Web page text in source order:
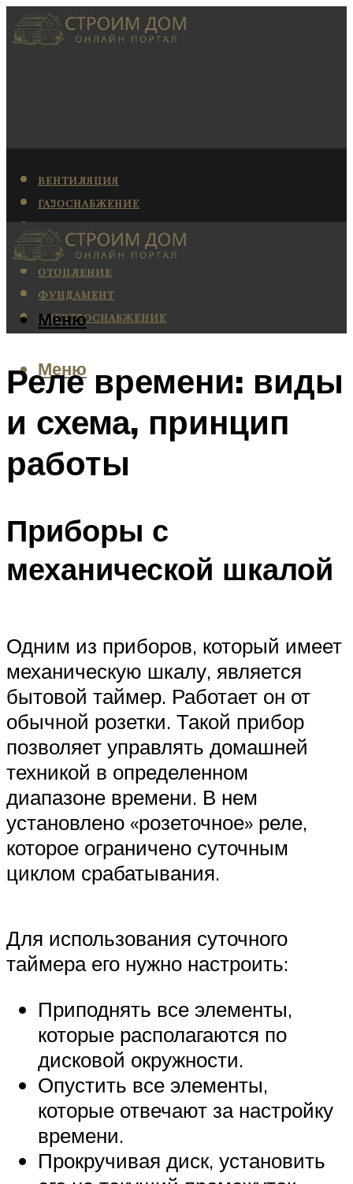
ВЕНТИЛЯЦИЯ
ГАЗОСНАБЖЕНИЕ
КАНАЛИЗАЦИЯ
КОНДИЦИОНИРОВАНИЕ
ОТОПЛЕНИЕ
ФУНДАМЕНТ
ЭЛЕКТРОСНАБЖЕНИЕ
Меню
Меню
Реле времени: виды
и схема, принцип
работы
Приборы с
механической шкалой
Одним из приборов, который имеет
механическую шкалу, является
бытовой таймер. Работает он от
обычной розетки. Такой прибор
позволяет управлять домашней
техникой в определенном
диапазоне времени. В нем
установлено «розеточное» реле,
которое ограничено суточным
циклом срабатывания.
Для использования суточного
таймера его нужно настроить:
Приподнять все элементы,
которые располагаются по
дисковой окружности.
Опустить все элементы,
которые отвечают за настройку
времени.
Прокручивая диск, установить